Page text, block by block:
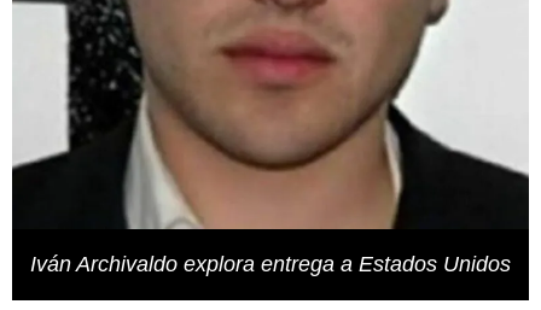
Iván Archivaldo explora entrega a Estados Unidos